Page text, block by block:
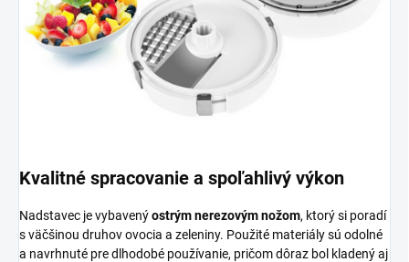
Kvalitné spracovanie a spoľahlivý výkon
Nadstavec je vybavenýostrým nerezovým nožom, ktorý si poradí
s väčšinou druhov ovocia a zeleniny. Použité materiály sú odolné
a navrhnuté pre dlhodobé používanie, pričom dôraz bol kladený aj